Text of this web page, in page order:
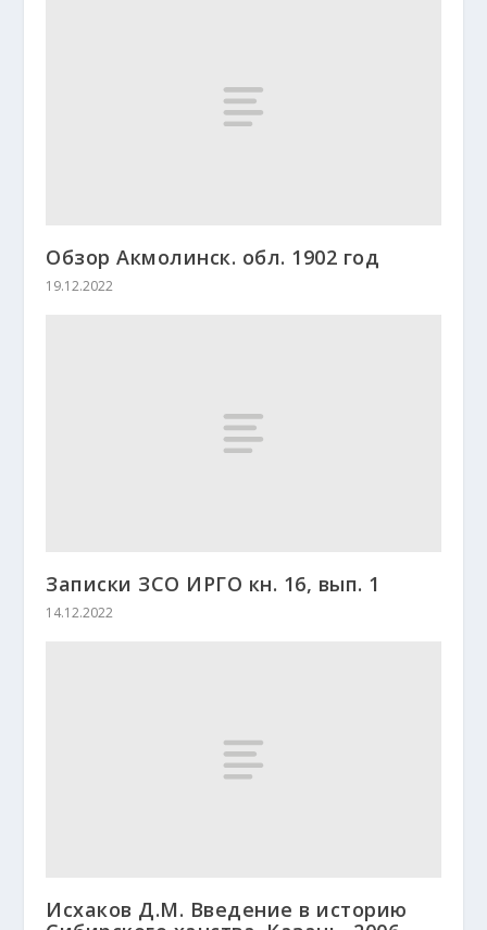
Обзор Акмолинск. обл. 1902 год
19.12.2022
Записки ЗСО ИРГО кн. 16, вып. 1
14.12.2022
Исхаков Д.М. Введение в историю